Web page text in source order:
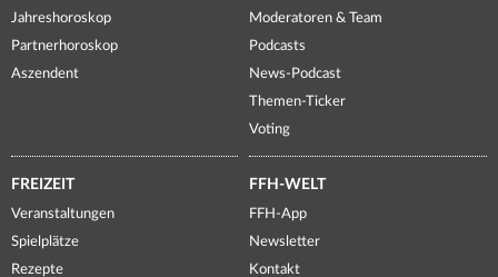
Jahreshoroskop
Partnerhoroskop
Aszendent
Moderatoren & Team
Podcasts
News-Podcast
Themen-Ticker
Voting
FREIZEIT
Veranstaltungen
Spielplätze
Rezepte
FFH-WELT
FFH-App
Newsletter
Kontakt